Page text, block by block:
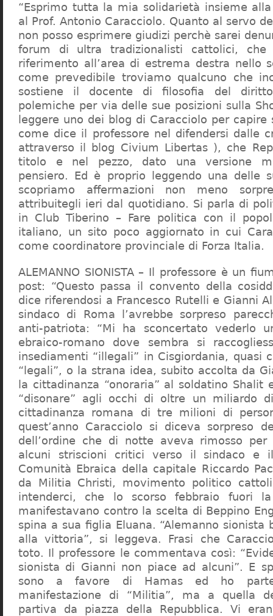
“Esprimo tutta la mia solidarietà insieme
al Prof. Antonio Caracciolo. Quanto al servo
non posso esprimere giudizi perchè sarei
forum di ultra tradizionalisti cattolici,
riferimento all’area di estrema destra nello
come prevedibile troviamo qualcuno che
sostiene il docente di filosofia del
polemiche per via delle sue posizioni sulla
leggere uno dei blog di Caracciolo per
come dice il professore nel difendersi dalle
attraverso il blog Civium Libertas ), che
titolo e nel pezzo, dato una versione
pensiero. Ed è proprio leggendo una delle
scopriamo affermazioni non meno
attribuitegli ieri dal quotidiano. Si parla di
in Club Tiberino – Fare politica con il
italiano, un sito poco aggiornato in cui
come coordinatore provinciale di Forza Italia.
ALEMANNO SIONISTA – Il professore è un
post: “Questo passa il convento della
dice riferendosi a Francesco Rutelli e Gianni
sindaco di Roma l’avrebbe sorpreso
anti-patriota: “Mi ha sconcertato vederlo
ebraico-romano dove sembra si
insediamenti “illegali” in Cisgiordania, quasi
“legali”, o la strana idea, subito accolta da
la cittadinanza “onoraria” al soldatino Shalit
“disonare” agli occhi di oltre un miliardo
cittadinanza romana di tre milioni di
quest’anno Caracciolo si diceva sorpreso
dell’ordine che di notte aveva rimosso
alcuni striscioni critici verso il sindaco e
Comunità Ebraica della capitale Riccardo
da Militia Christi, movimento politico
intenderci, che lo scorso febbraio fuori
manifestavano contro la scelta di Beppino
spina a sua figlia Eluana. “Alemanno sionista
alla vittoria”, si leggeva. Frasi che
toto. Il professore le commentava così:
sionista di Gianni non piace ad alcuni”. E
sono a favore di Hamas ed ho
manifestazione di “Militia”, ma a quella
partiva da piazza della Repubblica. Vi